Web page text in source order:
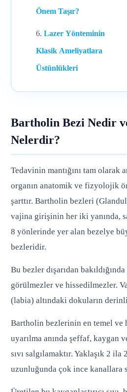
Önem Taşır?
Lazer Yönteminin
Klasik Ameliyatlara
Üstünlükleri
Bartholin Bezi Nedir
Nelerdir?
Tedavinin mantığını tam olarak
organın anatomik ve fizyolojik
şarttır. Bartholin bezleri
vajina girişinin her iki yanında,
8 yönlerinde yer alan bezelye
bezleridir.
Bu bezler dışarıdan
görülmezler ve hissedilmezler.
(labia) altındaki dokuların
Bartholin bezlerinin en temel ve
uyarılma anında şeffaf, kaygan
sıvı salgılamaktır. Yaklaşık 2 ila
uzunluğunda çok ince kanallara